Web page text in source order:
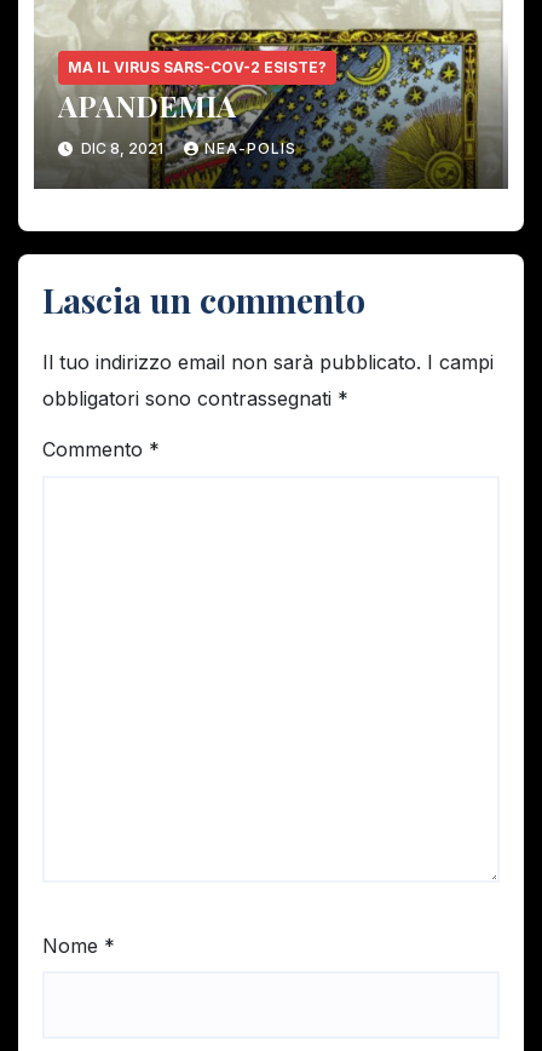
MA IL VIRUS SARS-COV-2 ESISTE?
APANDEMIA
DIC 8, 2021 NEA-POLIS
Lascia un commento
Il tuo indirizzo email non sarà pubblicato. I campi
obbligatori sono contrassegnati *
Commento *
Nome *